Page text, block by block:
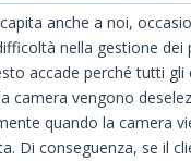
anche a noi,
nella gestione dei
accade perché tutti gli
camera vengono
quando la camera
Di conseguenza, se il